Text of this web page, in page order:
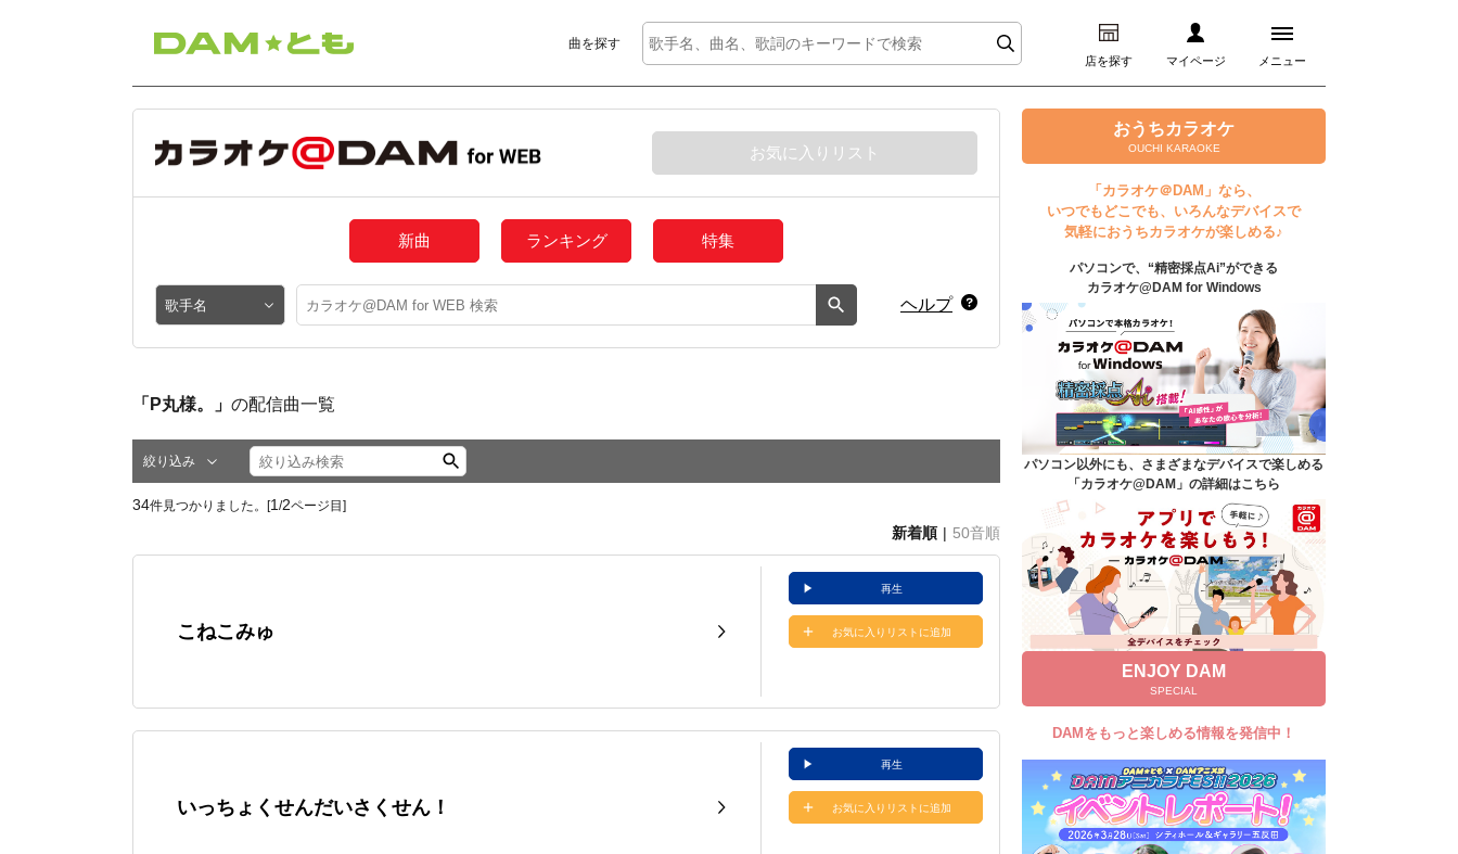
曲を探す
店を探す マイページ メニュー
ログイン
マイページ
プレミアムサービス
DAM★とも動画
DAM★とも録音
カラオケ＠DAM
ユーザー検索
キャンペーン
よくあるご質問
DAMの新曲・ランキングなど
カラオケ最新情報をチェック！
自宅でカラオケ歌い放題！
家族や友達と一緒に！練習にも！
お気に入りリスト
新曲 ランキング 特集
ヘルプ
「P丸様。」 の配信曲一覧
絞り込み
34件見つかりました。[1 /2ページ目]
新着順 50音順
こねこみゅ
再生
お気に入りリストに追加
いっちょくせんだいさくせん！
再生
お気に入りリストに追加
おうちカラオケ
OUCHI KARAOKE
「カラオケ＠DAM」なら、
いつでもどこでも、いろんなデバイスで
気軽におうちカラオケが楽しめる♪
パソコンで、“精密採点Ai”ができる
カラオケ@DAM for Windows
パソコン以外にも、さまざまなデバイスで楽しめる
「カラオケ@DAM」の詳細はこちら
ENJOY DAM
SPECIAL
DAMをもっと楽しめる情報を発信中！